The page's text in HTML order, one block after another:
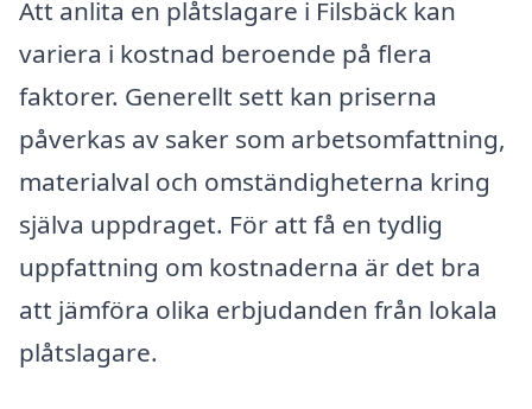
Att anlita en plåtslagare i Filsbäck kan
variera i kostnad beroende på flera
faktorer. Generellt sett kan priserna
påverkas av saker som arbetsomfattning,
materialval och omständigheterna kring
själva uppdraget. För att få en tydlig
uppfattning om kostnaderna är det bra
att jämföra olika erbjudanden från lokala
plåtslagare.